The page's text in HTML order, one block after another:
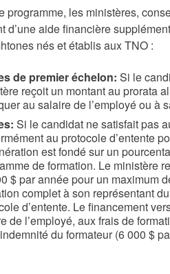
programme, les ministères,
d’une aide financière
nés et établis aux TNO :
de premier échelon: Si le
reçoit un montant au prorata
au salaire de l’employé ou à
Si le candidat ne satisfait pas
au protocole d’entente
est fondé sur un
de formation. Le ministère
$ par année pour un maximum
complet à son représentant
d’entente. Le financement
de l’employé, aux frais de
du formateur (6 000 $